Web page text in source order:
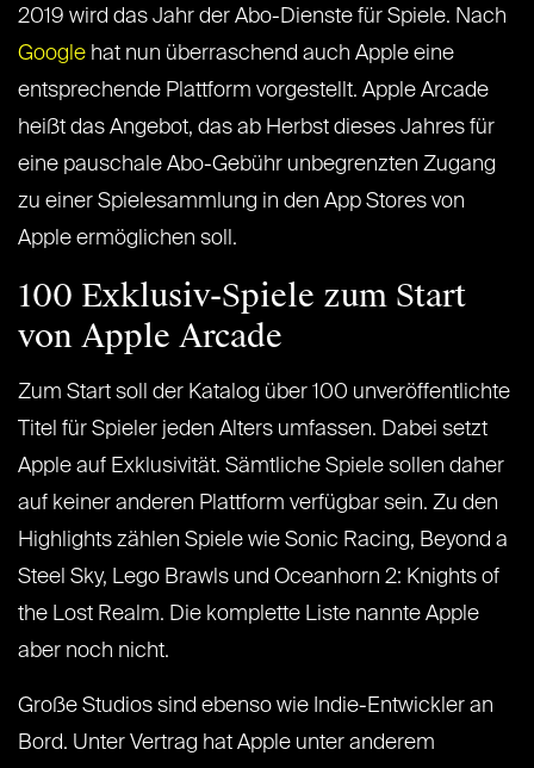
2019 wird das Jahr der Abo-Dienste für Spiele. Nach
Google hat nun überraschend auch Apple eine
entsprechende Plattform vorgestellt. Apple Arcade
heißt das Angebot, das ab Herbst dieses Jahres für
eine pauschale Abo-Gebühr unbegrenzten Zugang
zu einer Spielesammlung in den App Stores von
Apple ermöglichen soll.
100 Exklusiv-Spiele zum Start
von Apple Arcade
Zum Start soll der Katalog über 100 unveröffentlichte
Titel für Spieler jeden Alters umfassen. Dabei setzt
Apple auf Exklusivität. Sämtliche Spiele sollen daher
auf keiner anderen Plattform verfügbar sein. Zu den
Highlights zählen Spiele wie Sonic Racing, Beyond a
Steel Sky, Lego Brawls und Oceanhorn 2: Knights of
the Lost Realm. Die komplette Liste nannte Apple
aber noch nicht.
Große Studios sind ebenso wie Indie-Entwickler an
Bord. Unter Vertrag hat Apple unter anderem